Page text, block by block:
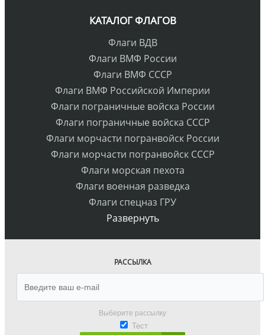
КАТАЛОГ ФЛАГОВ
Флаги ВДВ
Флаги ВМФ России
Флаги ВМФ СССР
Флаги ВМФ Российской Империи
Флаги пограничные войска России
Флаги пограничные войска СССР
Флаги морчасти погранвойск России
Флаги морчасти погранвойск СССР
Флаги морская пехота
Флаги военная разведка
Флаги спецназ ГРУ
Развернуть
РАССЫЛКА
Выберите рассылку
Тест